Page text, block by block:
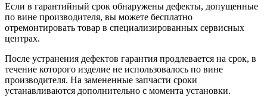
Если в гарантийный срок обнаружены дефекты, допущенные
по вине производителя, вы можете бесплатно
отремонтировать товар в специализированных сервисных
центрах.
После устранения дефектов гарантия продлевается на срок, в
течение которого изделие не использовалось по вине
производителя. На замененные запчасти сроки
устанавливаются дополнительно с момента установки.